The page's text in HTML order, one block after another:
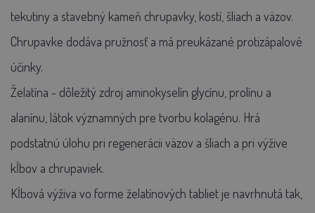
tekutiny a stavebný kameň chrupavky, kostí, šliach a väzov.
Chrupavke dodáva pružnosť a má preukázané protizápalové
účinky.
Želatína - dôležitý zdroj aminokyselín glycínu, prolínu a
alanínu, látok významných pre tvorbu kolagénu. Hrá
podstatnú úlohu pri regenerácii väzov a šliach a pri výžive
kĺbov a chrupaviek.
Kĺbová výživa vo forme želatínových tabliet je navrhnutá tak,